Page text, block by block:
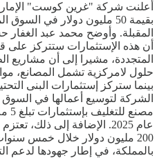
أعلنت شركة "غرين كوست"
بقيمة 50 مليون دولار في
المقبلة. وأوضح محمد عبد الغفار
أن هذه الإستثمارات ستتركز على
المتجددة، مشيرا إلى أن مشاريع
حلول لامركزية تشمل المصانع،
بينما ستركز إستثمارات البنى
الشركة لتوسيع أعمالها في
عام 2025. الإضافة إلى
200 مليون دولار خلال خمس
بالمملكة، في إطار جهودها لدعم